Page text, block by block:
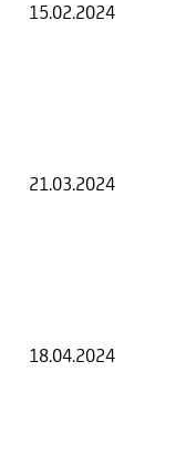
15.02.2024
21.03.2024
18.04.2024